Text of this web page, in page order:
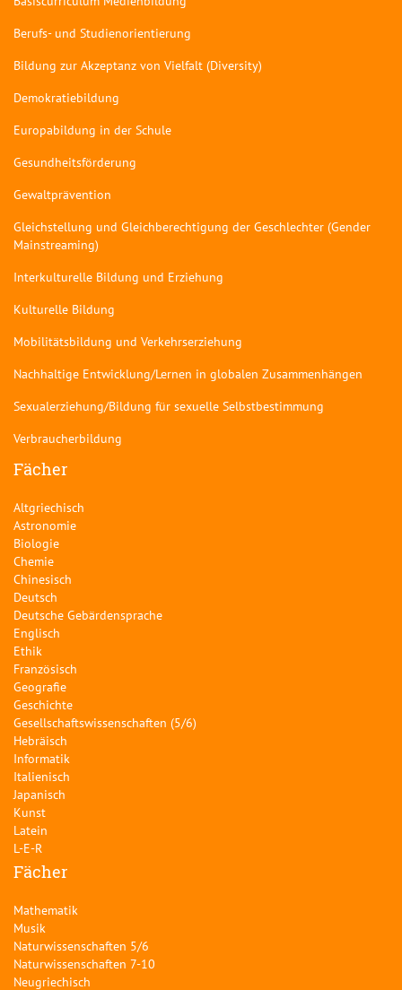
Berufs- und Studienorientierung
Bildung zur Akzeptanz von Vielfalt (Diversity)
Demokratiebildung
Europabildung in der Schule
Gesundheitsförderung
Gewaltprävention
Gleichstellung und Gleichberechtigung der Geschlechter (Gender
Mainstreaming)
Interkulturelle Bildung und Erziehung
Kulturelle Bildung
Mobilitätsbildung und Verkehrserziehung
Nachhaltige Entwicklung/Lernen in globalen Zusammenhängen
Sexualerziehung/Bildung für sexuelle Selbstbestimmung
Verbraucherbildung
Fächer
Altgriechisch
Astronomie
Biologie
Chemie
Chinesisch
Deutsch
Deutsche Gebärdensprache
Englisch
Ethik
Französisch
Geografie
Geschichte
Gesellschaftswissenschaften (5/6)
Hebräisch
Informatik
Italienisch
Japanisch
Kunst
Latein
L-E-R
Fächer
Mathematik
Musik
Naturwissenschaften 5/6
Naturwissenschaften 7-10
Neugriechisch